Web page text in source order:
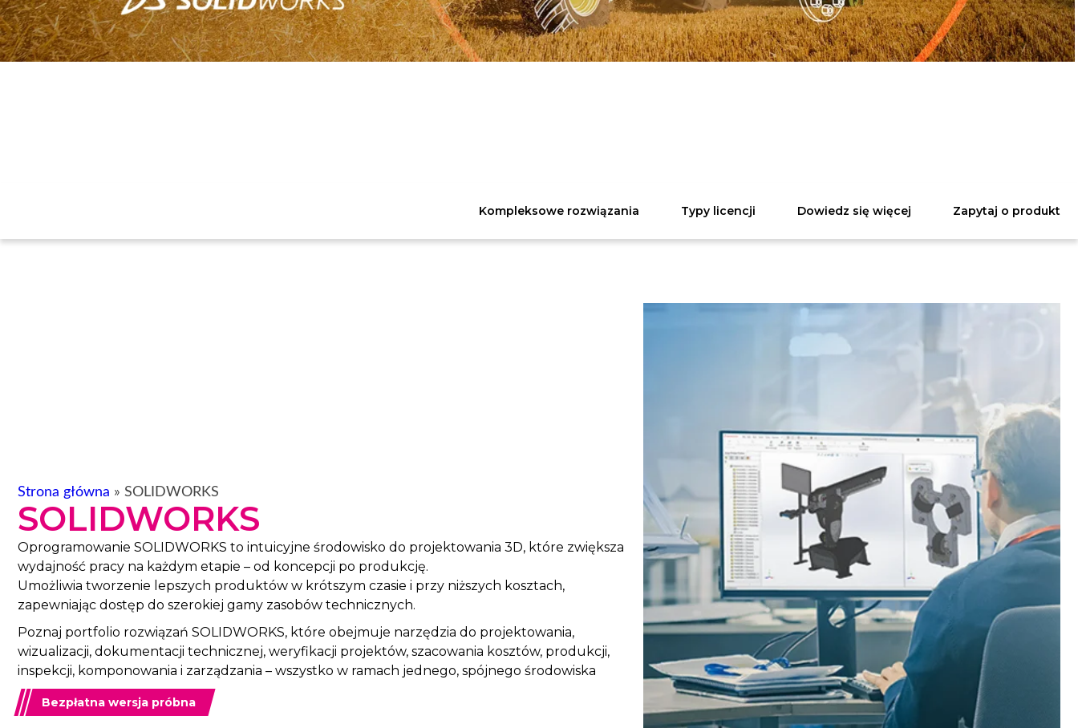
Kompleksowe rozwiązania Typy licencji Dowiedz się więcej Zapytaj o produkt
Strona główna » SOLIDWORKS
SOLIDWORKS
Oprogramowanie SOLIDWORKS to intuicyjne środowisko do projektowania 3D, które zwiększa
wydajność pracy na każdym etapie – od koncepcji po produkcję.
Umożliwia tworzenie lepszych produktów w krótszym czasie i przy niższych kosztach,
zapewniając dostęp do szerokiej gamy zasobów technicznych.
Poznaj portfolio rozwiązań SOLIDWORKS, które obejmuje narzędzia do projektowania,
wizualizacji, dokumentacji technicznej, weryfikacji projektów, szacowania kosztów, produkcji,
inspekcji, komponowania i zarządzania – wszystko w ramach jednego, spójnego środowiska
Bezpłatna wersja próbna